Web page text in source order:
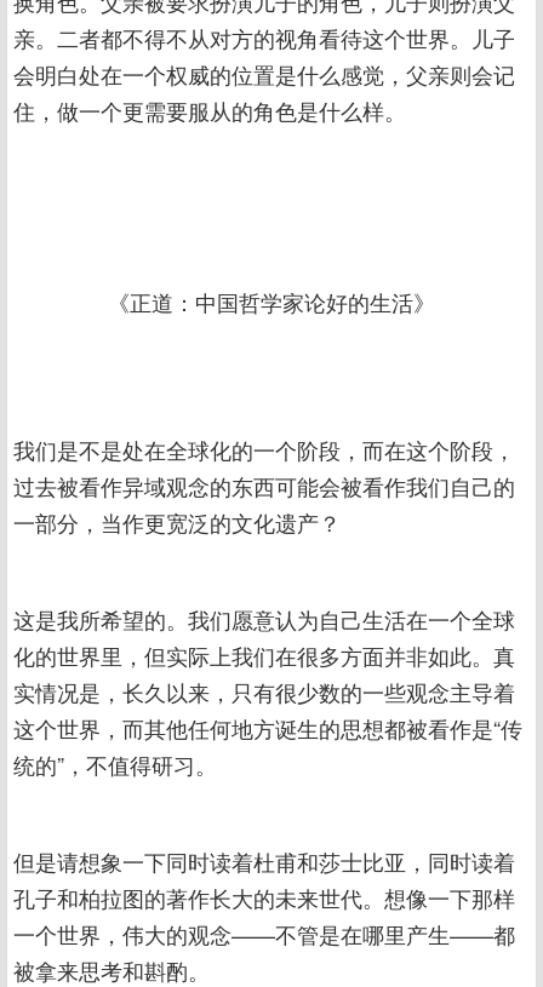
亲。二者都不得不从对方的视角看待这个世界。儿子
会明白处在一个权威的位置是什么感觉，父亲则会记
住，做一个更需要服从的角色是什么样。
《正道：中国哲学家论好的生活》
我们是不是处在全球化的一个阶段，而在这个阶段，
过去被看作异域观念的东西可能会被看作我们自己的
一部分，当作更宽泛的文化遗产？
这是我所希望的。我们愿意认为自己生活在一个全球
化的世界里，但实际上我们在很多方面并非如此。真
实情况是，长久以来，只有很少数的一些观念主导着
这个世界，而其他任何地方诞生的思想都被看作是“传
统的”，不值得研习。
但是请想象一下同时读着杜甫和莎士比亚，同时读着
孔子和柏拉图的著作长大的未来世代。想像一下那样
一个世界，伟大的观念——不管是在哪里产生——都
被拿来思考和斟酌。